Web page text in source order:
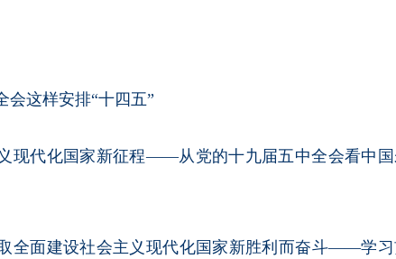
会这样安排“十四五”
现代化国家新征程——从党的十九届五中全会看中
全面建设社会主义现代化国家新胜利而奋斗——学